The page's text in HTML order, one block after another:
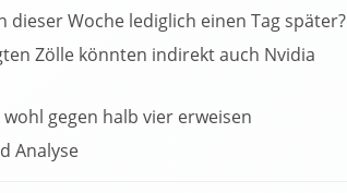
dieser Woche lediglich einen Tag später?
Zölle könnten indirekt auch Nvidia
gegen halb vier erweisen